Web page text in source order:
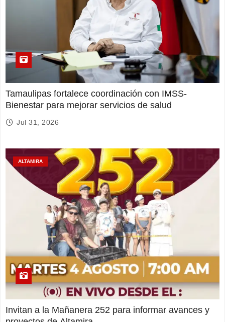
Tamaulipas fortalece coordinación con IMSS-
Bienestar para mejorar servicios de salud
Jul 31, 2026
ALTAMIRA
Invitan a la Mañanera 252 para informar avances y